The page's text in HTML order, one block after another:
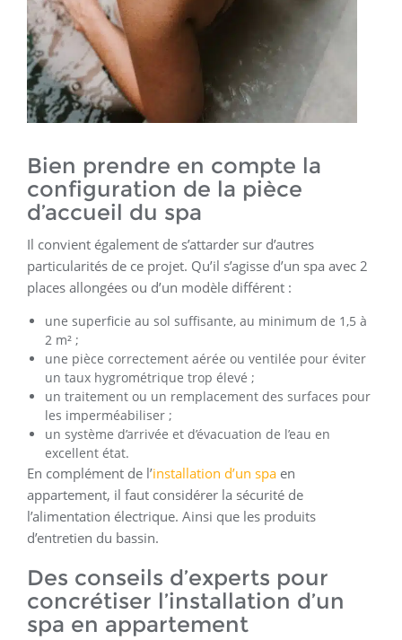
Bien prendre en compte la
configuration de la pièce
d’accueil du spa
Il convient également de s’attarder sur d’autres
particularités de ce projet. Qu’il s’agisse d’un spa avec 2
places allongées ou d’un modèle différent :
une superficie au sol suffisante, au minimum de 1,5 à
2 m² ;
une pièce correctement aérée ou ventilée pour éviter
un taux hygrométrique trop élevé ;
un traitement ou un remplacement des surfaces pour
les imperméabiliser ;
un système d’arrivée et d’évacuation de l’eau en
excellent état.
En complément de l’installation d’un spa en
appartement, il faut considérer la sécurité de
l’alimentation électrique. Ainsi que les produits
d’entretien du bassin.
Des conseils d’experts pour
concrétiser l’installation d’un
spa en appartement